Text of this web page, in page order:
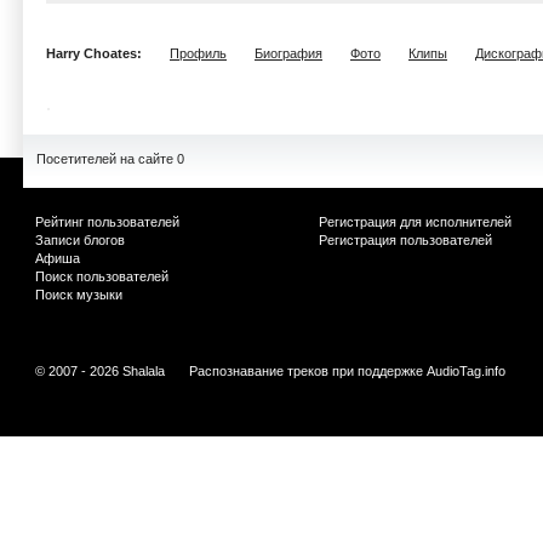
Harry Choates: Профиль Биография Фото Клипы
Посетителей на сайте 0
Рейтинг пользователей
Записи блогов
Афиша
Поиск пользователей
Поиск музыки
Регистрация для исполнителей
Регистрация пользователей
© 2007 - 2026 Shalala Распознавание треков при поддержке AudioTag.info